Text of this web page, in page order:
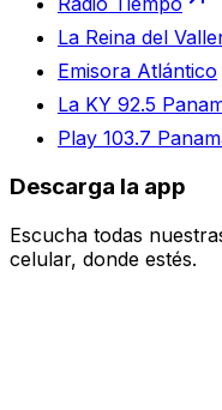
La Reina del
Emisora Atlántico
La KY 92.5
Play 103.7
Descarga la app
Escucha todas
celular, donde estés.